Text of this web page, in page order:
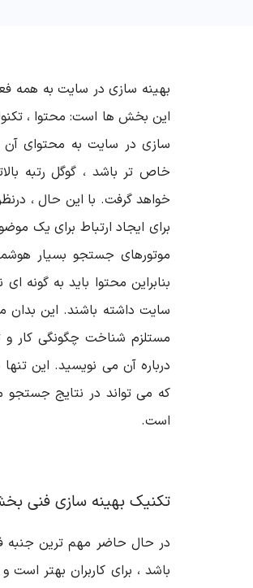
بهینه سازی در سایت به همه
این بخش ها است: محتوا ،
سازی در سایت به محتوای
خاص تر باشد ، گوگل رتبه
خواهد گرفت. با این حال ،
برای ایجاد ارتباط برای یک
موتورهای جستجو بسیار
بنابراین محتوا باید به گونه
سایت داشته باشند. این
مستلزم شناخت چگونگی
درباره آن می نویسید. این
که می تواند در نتایج جستجو
است.
تکنیک بهینه سازی فنی
در حال حاضر مهم ترین
باشد ، برای کاربران بهتر است